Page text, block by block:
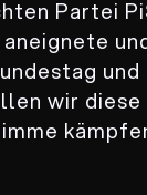
Partei
und
wir diese